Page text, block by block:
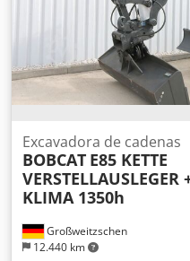
venta previa. Crodpfxjzp
Großweitzschen
12.440 km
Excavadora de cadenas
BOBCAT E85 KETTE
VERSTELLAUSLEGER
KLIMA 1350h